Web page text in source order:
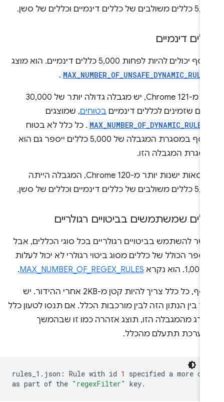
דינמיים
לתוסף יכולים להיות לפחות 5,000 כללים דינמיים. הוא מוצג
MAX_NUMBER_OF_UNSAFE_DYNAMIC_RULES
.
החל מ-Chrome 121, יש מגבלה גדולה יותר של 30,000
שזמינים לכללים דינמייםבטוחים, שמוצגים
MAX_NUMBER_OF_DYNAMIC_RULES . כל כלל לא בטוח
שנוסף במסגרת המגבלה של 5,000 כללים ייספר גם הוא
המגבלה הזו.
בגרסאות ישנות יותר מ-Chrome 120, המגבלה הייתה
שמשתמשים בביטויים רגולריים
להשתמש בביטויים רגולריים בכל סוגי הכללים, אבל
הכולל של כללים מסוג ביטוי רגולרי לא יכול לעלות
MAX_NUMBER_OF_REGEX_RULES
.
בנוסף, כל כלל צריך להיות קטן מ-2KB אחרי ההידור. יש
בין הנתון הזה לבין מורכבות הכלל. אם תנסו לטעון כלל
מהמגבלה הזו, תוצג אזהרה כמו זו שבהמשך
תתעלם מהכלל.
rules_1.json: Rule with id 1 specified a more
as part of the "regexFilter"